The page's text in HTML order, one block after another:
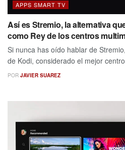
APPS SMART TV
Así es Stremio, la alternativa
como Rey de los centros
Si nunca has oído hablar de
de Kodi, considerado el mejor
POR JAVIER SUAREZ